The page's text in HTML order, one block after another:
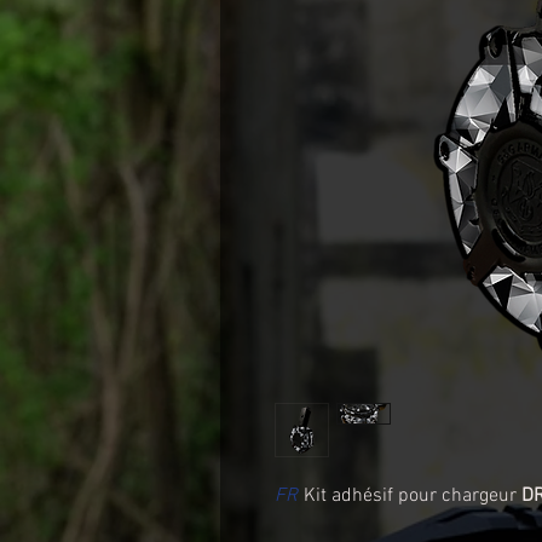
FR Kit adhésif pour chargeur